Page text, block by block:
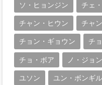
ソ・ヒョンジン チェ
チャン・ヒウン チャ
チョン・ギョウン チ
チョ・ボア ノ・ジョ
ユソン ユン・ボンギル